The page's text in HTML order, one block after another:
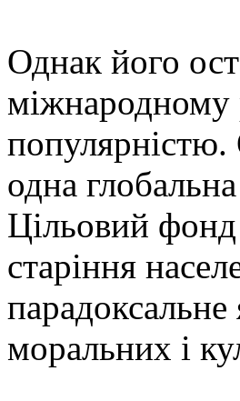
Однак його
міжнародному
одна
Цільовий
старіння
моральних і